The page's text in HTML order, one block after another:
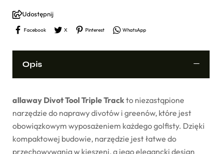
Udostępnij
Facebook X Pinterest WhatsApp
Opis
allaway Divot Tool Triple Trackto niezastąpione
narzędzie do naprawy divotów i greenów, które jest
obowiązkowym wyposażeniem każdego golfisty. Dzięki
kompaktowej budowie, narzędzie jest łatwe do
przechowywania w kieszeni, a jego elegancki design